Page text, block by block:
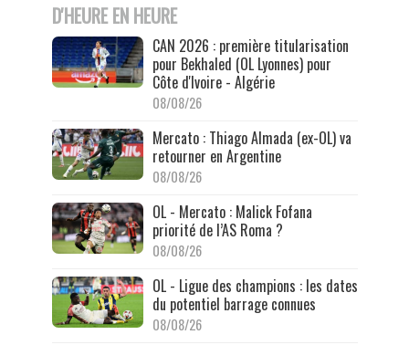
D'HEURE EN HEURE
CAN 2026 : première titularisation
pour Bekhaled (OL Lyonnes) pour
Côte d'Ivoire - Algérie
08/08/26
Mercato : Thiago Almada (ex-OL) va
retourner en Argentine
08/08/26
OL - Mercato : Malick Fofana
priorité de l’AS Roma ?
08/08/26
OL - Ligue des champions : les dates
du potentiel barrage connues
08/08/26